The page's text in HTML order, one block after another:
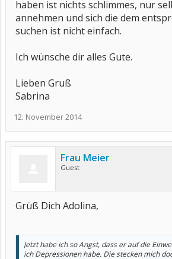
haben ist nichts schlimmes, nur
annehmen und sich die dem
suchen ist nicht einfach.
Ich wünsche dir alles Gute.
Lieben Gruß
Sabrina
12. November 2014
Frau Meier
Guest
Grüß Dich Adolina,
Jetzt habe ich so Angst, dass er auf die
ich Depressionen habe. Die stecken mich